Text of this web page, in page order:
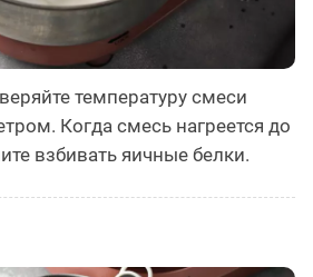
температуру смеси
Когда смесь нагреется до
взбивать яичные белки.